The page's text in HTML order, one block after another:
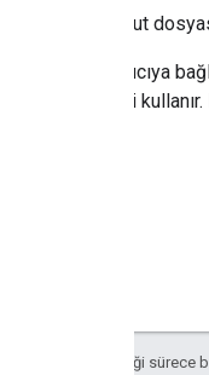
Bir komut
Kapsayıcıya
listesini
Aksi belirtilmediği sürece